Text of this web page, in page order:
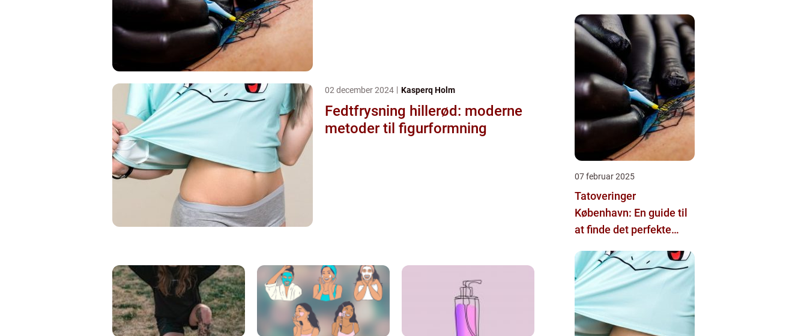
02 december 2024 Kasperq Holm
Fedtfrysning hillerød: moderne
metoder til figurformning
07 februar 2025
Tatoveringer
København: En guide til
at finde det perfekte